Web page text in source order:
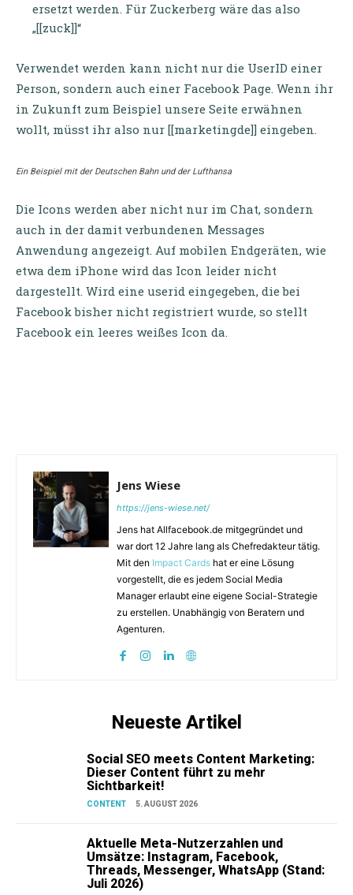
ersetzt werden. Für Zuckerberg wäre das also
„[[zuck]]“
Verwendet werden kann nicht nur die UserID einer
Person, sondern auch einer Facebook Page. Wenn ihr
in Zukunft zum Beispiel unsere Seite erwähnen
wollt, müsst ihr also nur [[marketingde]] eingeben.
Ein Beispiel mit der Deutschen Bahn und der Lufthansa
Die Icons werden aber nicht nur im Chat, sondern
auch in der damit verbundenen Messages
Anwendung angezeigt. Auf mobilen Endgeräten, wie
etwa dem iPhone wird das Icon leider nicht
dargestellt. Wird eine userid eingegeben, die bei
Facebook bisher nicht registriert wurde, so stellt
Facebook ein leeres weißes Icon da.
Jens Wiese
https://jens-wiese.net/
Jens hat Allfacebook.de mitgegründet und
war dort 12 Jahre lang als Chefredakteur tätig.
Mit den Impact Cards hat er eine Lösung
vorgestellt, die es jedem Social Media
Manager erlaubt eine eigene Social-Strategie
zu erstellen. Unabhängig von Beratern und
Agenturen.
Neueste Artikel
Social SEO meets Content Marketing:
Dieser Content führt zu mehr
Sichtbarkeit!
CONTENT 5. AUGUST 2026
Aktuelle Meta-Nutzerzahlen und
Umsätze: Instagram, Facebook,
Threads, Messenger, WhatsApp (Stand:
Juli 2026)